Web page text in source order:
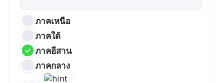
ภาคเหนือ
ภาคใต้
ภาคอีสาน
ภาคกลาง